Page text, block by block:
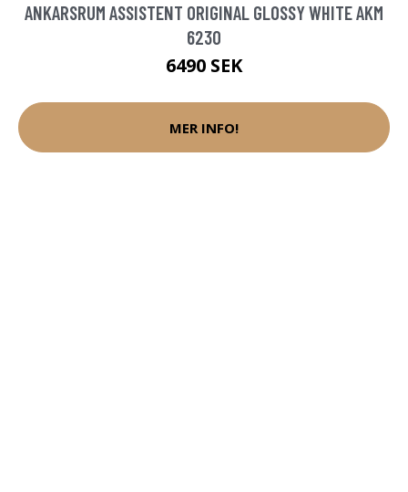
ANKARSRUM ASSISTENT ORIGINAL GLOSSY WHITE AKM
6230
6490 SEK
MER INFO!